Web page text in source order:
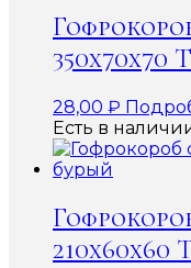
350х70х70
28,00 ₽
Есть в
210х60х60